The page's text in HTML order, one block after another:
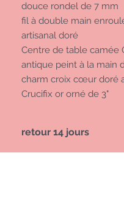
douce rondel de 7 mm
fil à double main
artisanal doré
Centre de table camée
antique peint à la main
charm croix cœur doré
Crucifix or orné de 3"
retour 14 jours